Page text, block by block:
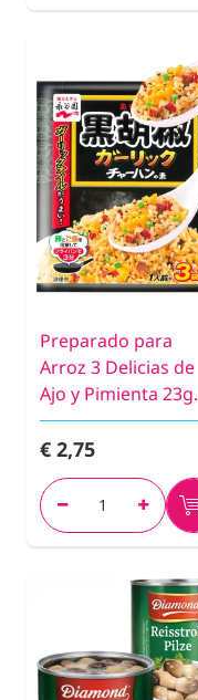
Preparado para
Arroz 3 Delicias de
Ajo y Pimienta 23g.
€ 2,75